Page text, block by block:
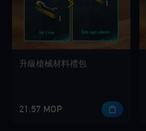
升級槍械材料禮包
21.57 MOP